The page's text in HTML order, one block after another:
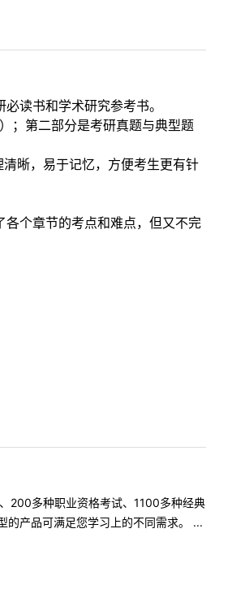
读书和学术研究参考书。
；第二部分是考研真题与典型题
晰，易于记忆，方便考生更有针
个章节的考点和难点，但又不完
200多种职业资格考试、1100多种经典
的产品可满足您学习上的不同需求。 ...